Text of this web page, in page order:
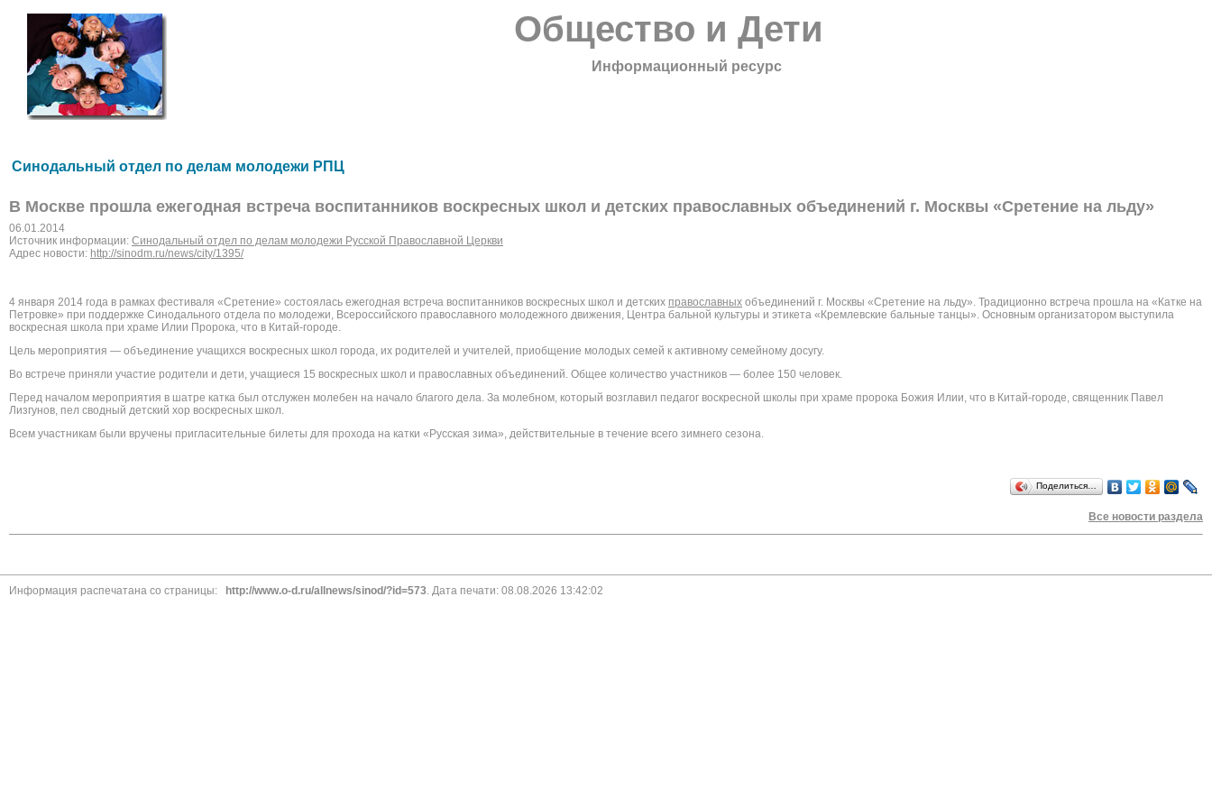
Общество и Дети
Информационный ресурс
Синодальный отдел по делам молодежи РПЦ
В Москве прошла ежегодная встреча воспитанников воскресных школ и детских православных объединений г. Москвы «Сретение на льду»
06.01.2014
Источник информации: Синодальный отдел по делам молодежи Русской Православной Церкви
Адрес новости: http://sinodm.ru/news/city/1395/
4 января 2014 года в рамках фестиваля «Сретение» состоялась ежегодная встреча воспитанников воскресных школ и детских православных объединений г. Москвы «Сретение на льду». Традиционно встреча прошла на «Катке на
Петровке» при поддержке Синодального отдела по молодежи, Всероссийского православного молодежного движения, Центра бальной культуры и этикета «Кремлевские бальные танцы». Основным организатором выступила
воскресная школа при храме Илии Пророка, что в Китай-городе.
Цель мероприятия — объединение учащихся воскресных школ города, их родителей и учителей, приобщение молодых семей к активному семейному досугу.
Во встрече приняли участие родители и дети, учащиеся 15 воскресных школ и православных объединений. Общее количество участников — более 150 человек.
Перед началом мероприятия в шатре катка был отслужен молебен на начало благого дела. За молебном, который возглавил педагог воскресной школы при храме пророка Божия Илии, что в Китай-городе, священник Павел
Лизгунов, пел сводный детский хор воскресных школ.
Всем участникам были вручены пригласительные билеты для прохода на катки «Русская зима», действительные в течение всего зимнего сезона.
Поделиться…
Все новости раздела
Информация распечатана со страницы: http://www.o-d.ru/allnews/sinod/?id=573. Дата печати: 08.08.2026 13:42:02